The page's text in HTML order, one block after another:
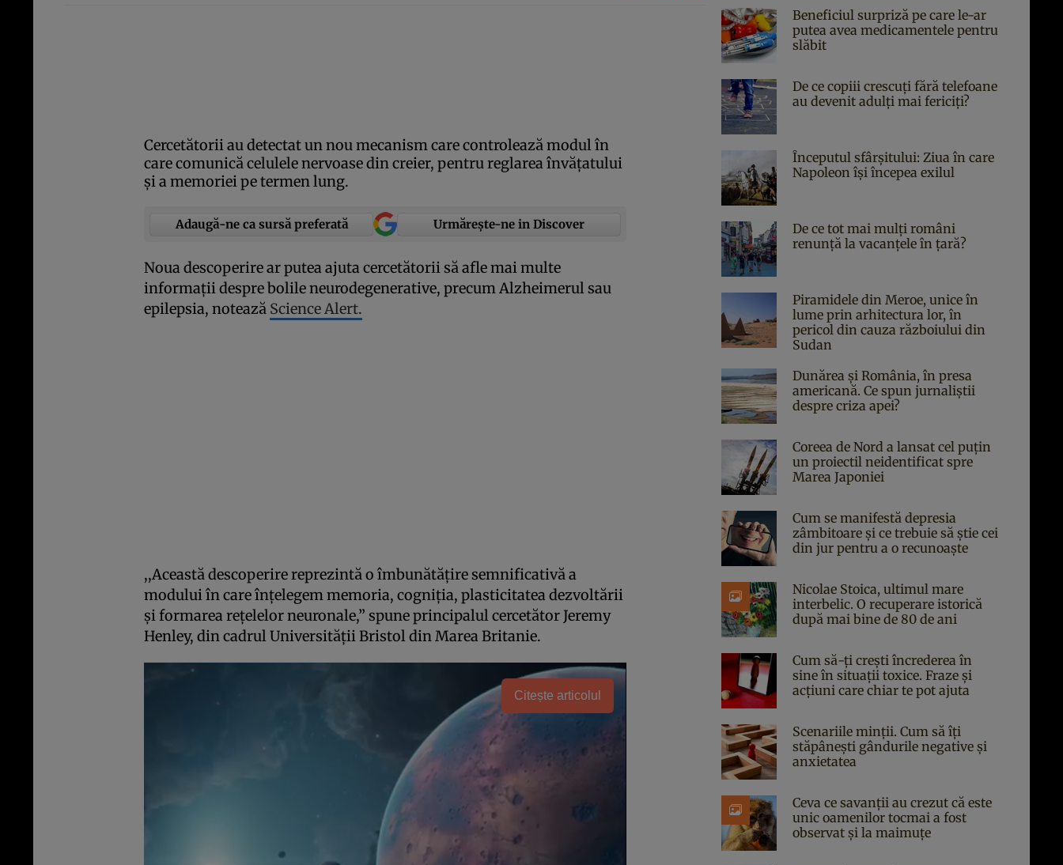
Cercetătorii au detectat un nou mecanism care controlează modul în
care comunică celulele nervoase din creier, pentru reglarea învăţatului
şi a memoriei pe termen lung.
Adaugă-ne ca sursă preferată Urmărește-ne in Discover
Noua descoperire ar putea ajuta cercetătorii să afle mai multe
informaţii despre bolile neurodegenerative, precum Alzheimerul sau
epilepsia, notează Science Alert.
,,Această descoperire reprezintă o îmbunătăţire semnificativă a
modului în care înţelegem memoria, cogniţia, plasticitatea dezvoltării
şi formarea reţelelor neuronale,” spune principalul cercetător Jeremy
Henley, din cadrul Universităţii Bristol din Marea Britanie.
Citește articolul
Beneficiul surpriză pe care le-ar
putea avea medicamentele pentru
slăbit
De ce copiii crescuți fără telefoane
au devenit adulți mai fericiți?
Începutul sfârşitului: Ziua în care
Napoleon îşi începea exilul
De ce tot mai mulți români
renunță la vacanțele în țară?
Piramidele din Meroe, unice în
lume prin arhitectura lor, în
pericol din cauza războiului din
Sudan
Dunărea și România, în presa
americană. Ce spun jurnaliștii
despre criza apei?
Coreea de Nord a lansat cel puțin
un proiectil neidentificat spre
Marea Japoniei
Cum se manifestă depresia
zâmbitoare și ce trebuie să știe cei
din jur pentru a o recunoaște
Nicolae Stoica, ultimul mare
interbelic. O recuperare istorică
după mai bine de 80 de ani
Cum să-ți crești încrederea în
sine în situații toxice. Fraze și
acțiuni care chiar te pot ajuta
Scenariile minții. Cum să îți
stăpânești gândurile negative și
anxietatea
Ceva ce savanții au crezut că este
unic oamenilor tocmai a fost
observat și la maimuțe